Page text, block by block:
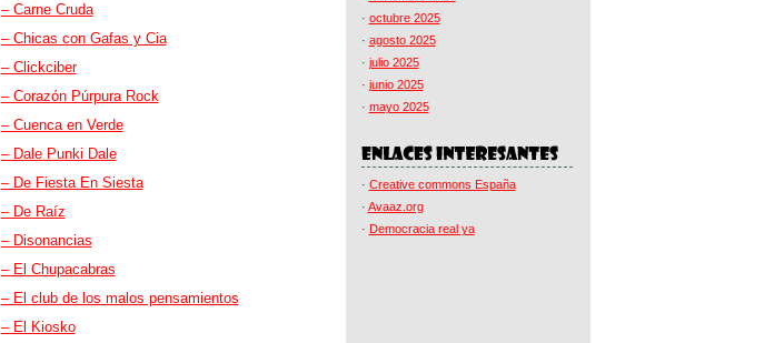
– Carne Cruda
– Chicas con Gafas y Cia
– Clickciber
– Corazón Púrpura Rock
– Cuenca en Verde
– Dale Punki Dale
– De Fiesta En Siesta
– De Raíz
– Disonancias
– El Chupacabras
– El club de los malos pensamientos
– El Kiosko
· octubre 2025
· agosto 2025
· julio 2025
· junio 2025
· mayo 2025
· Creative commons España
· Avaaz.org
· Democracia real ya